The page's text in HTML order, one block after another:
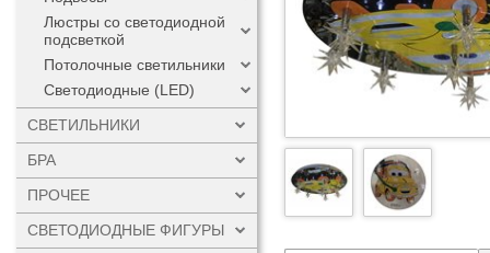
Люстры со светодиодной
подсветкой
Потолочные светильники
Светодиодные (LED)
СВЕТИЛЬНИКИ
БРА
ПРОЧЕЕ
СВЕТОДИОДНЫЕ ФИГУРЫ